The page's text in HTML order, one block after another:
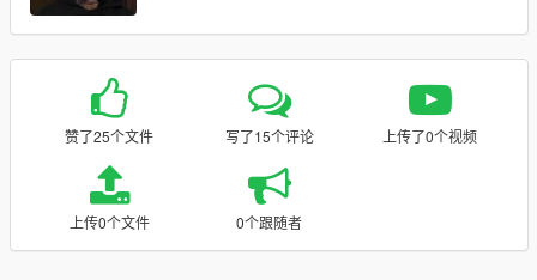
赞了25个文件 写了15个评论 上传了0个视频
上传0个文件 0个跟随者